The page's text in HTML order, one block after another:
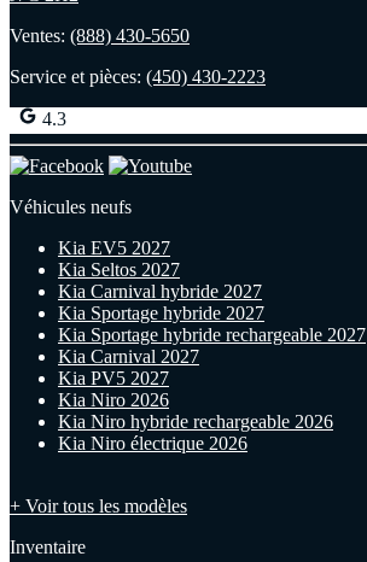
Ventes: (888) 430-5650
Service et pièces: (450) 430-2223
4.3
Véhicules neufs
Kia EV5 2027
Kia Seltos 2027
Kia Carnival hybride 2027
Kia Sportage hybride 2027
Kia Sportage hybride rechargeable 2027
Kia Carnival 2027
Kia PV5 2027
Kia Niro 2026
Kia Niro hybride rechargeable 2026
Kia Niro électrique 2026
+ Voir tous les modèles
Inventaire